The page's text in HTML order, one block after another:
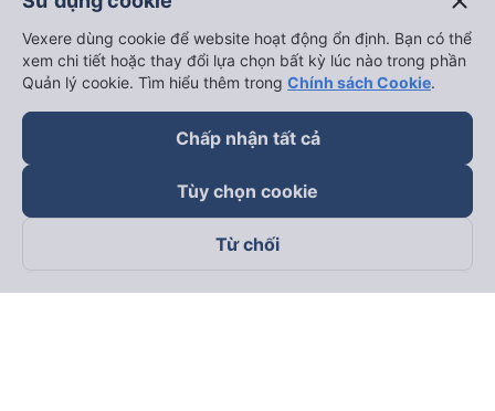
Theo dõi chúng tôi trên
Vexere dùng cookie để website hoạt động ổn định. Bạn có thể
xem chi tiết hoặc thay đổi lựa chọn bất kỳ lúc nào trong phần
Quản lý cookie. Tìm hiểu thêm trong Chính sách Cookie.
Chấp nhận tất cả
Tùy chọn cookie
Từ chối